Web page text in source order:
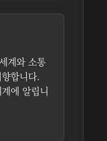
계와 소통
합니다.
에 알립니